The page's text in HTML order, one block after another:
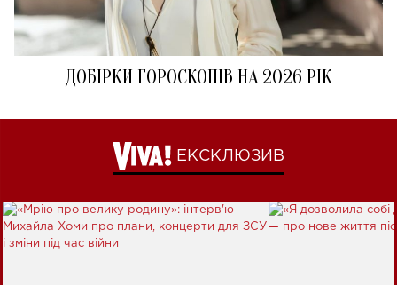
ДОБІРКИ ГОРОСКОПІВ НА 2026 РІК
ЕКСКЛЮЗИВ